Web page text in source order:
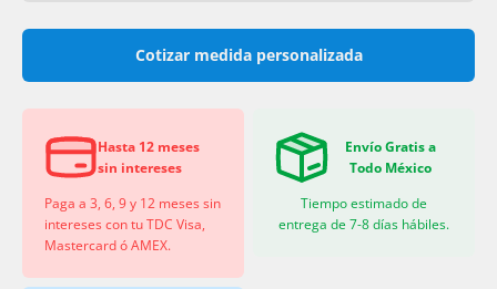
Cotizar medida personalizada
Hasta 12 meses
sin intereses
Paga a 3, 6, 9 y 12 meses sin
intereses con tu TDC Visa,
Mastercard ó AMEX.
Envío Gratis a
Todo México
Tiempo estimado de
entrega de 7-8 días hábiles.